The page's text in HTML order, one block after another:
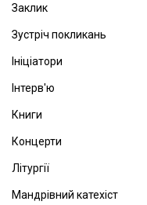
Заклик
Зустріч покликань
Ініціатори
Інтерв'ю
Книги
Концерти
Літургії
Мандрівний катехіст